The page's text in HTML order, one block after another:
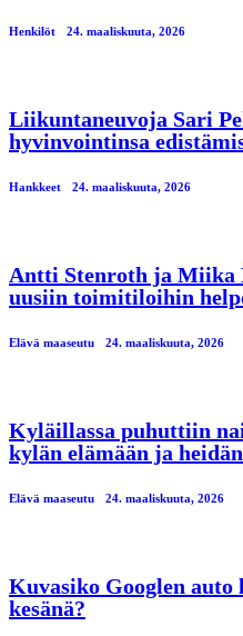
Henkilöt 24. maaliskuuta, 2026
Liikuntaneuvoja Sari
hyvinvointinsa
Hankkeet 24. maaliskuuta, 2026
Antti Stenroth ja Miika
uusiin toimitiloihin
Elävä maaseutu 24. maaliskuuta, 2026
Kyläillassa puhuttiin
kylän elämään ja
Elävä maaseutu 24. maaliskuuta, 2026
Kuvasiko Googlen
kesänä?